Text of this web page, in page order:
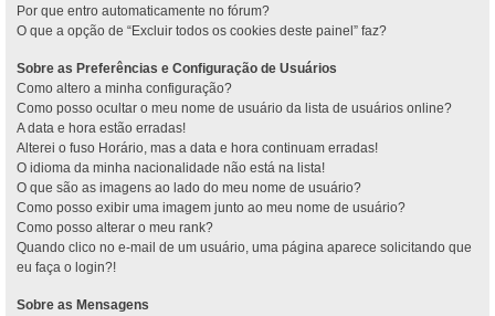
Por que entro automaticamente no fórum?
O que a opção de “Excluir todos os cookies deste painel” faz?
Sobre as Preferências e Configuração de Usuários
Como altero a minha configuração?
Como posso ocultar o meu nome de usuário da lista de usuários online?
A data e hora estão erradas!
Alterei o fuso Horário, mas a data e hora continuam erradas!
O idioma da minha nacionalidade não está na lista!
O que são as imagens ao lado do meu nome de usuário?
Como posso exibir uma imagem junto ao meu nome de usuário?
Como posso alterar o meu rank?
Quando clico no e-mail de um usuário, uma página aparece solicitando que
eu faça o login?!
Sobre as Mensagens